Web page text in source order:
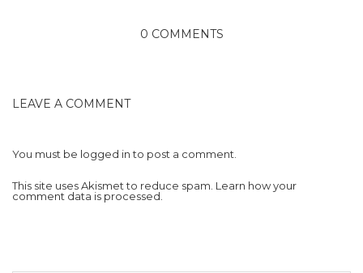
0 COMMENTS
LEAVE A COMMENT
You must be logged into post a comment.
This site uses Akismet to reduce spam. Learn how your
comment data is processed.